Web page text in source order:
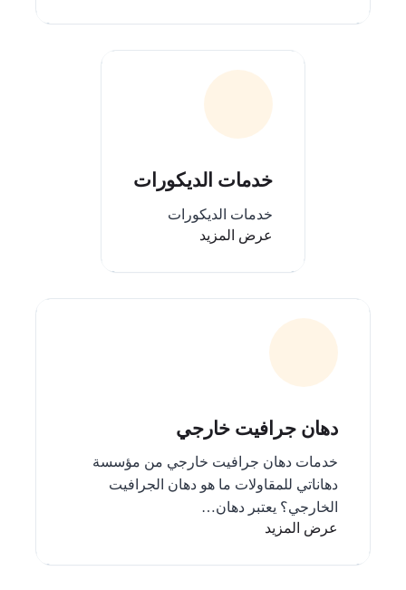
خدمات الديكورات
خدمات الديكورات
عرض المزيد
دهان جرافيت خارجي
خدمات دهان جرافيت خارجي من مؤسسة
دهاناتي للمقاولات ما هو دهان الجرافيت
الخارجي؟ يعتبر دهان…
عرض المزيد